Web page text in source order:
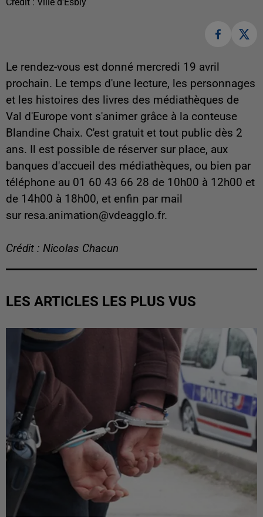
Le rendez-vous est donné mercredi 19 avril
prochain. Le temps d'une lecture, les personnages
et les histoires des livres des médiathèques de
Val d'Europe vont s'animer grâce à la conteuse
Blandine Chaix. C'est gratuit et tout public dès 2
ans. Il est possible de réserver sur place, aux
banques d'accueil des médiathèques, ou bien par
téléphone au 01 60 43 66 28 de 10h00 à 12h00 et
de 14h00 à 18h00, et enfin par mail
sur resa.animation@vdeagglo.fr.
Crédit : Nicolas Chacun
LES ARTICLES LES PLUS VUS